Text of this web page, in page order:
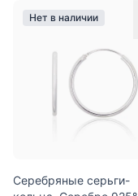
Нет в наличии
Серебряные серьги-